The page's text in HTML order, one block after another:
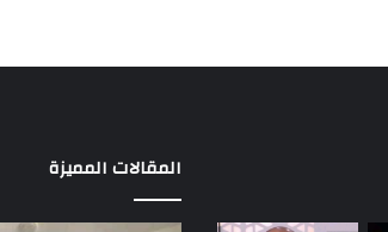
المقالات المميزة